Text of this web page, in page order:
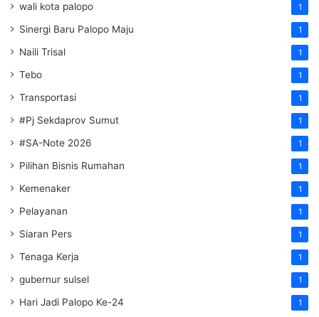
wali kota palopo 1
Sinergi Baru Palopo Maju 1
Naili Trisal 1
Tebo 1
Transportasi 1
#Pj Sekdaprov Sumut 1
#SA-Note 2026 1
Pilihan Bisnis Rumahan 1
Kemenaker 1
Pelayanan 1
Siaran Pers 1
Tenaga Kerja 1
gubernur sulsel 1
Hari Jadi Palopo Ke-24 1